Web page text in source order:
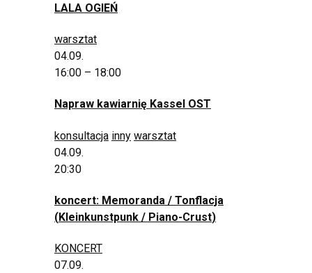
LALA OGIEŃ
warsztat
04.09.
16:00 – 18:00
Napraw kawiarnię Kassel OST
konsultacja inny warsztat
04.09.
20:30
koncert: Memoranda / Tonflacja
(Kleinkunstpunk / Piano-Crust)
KONCERT
07.09.